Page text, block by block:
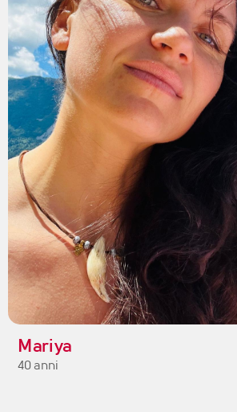
Mariya
40 anni